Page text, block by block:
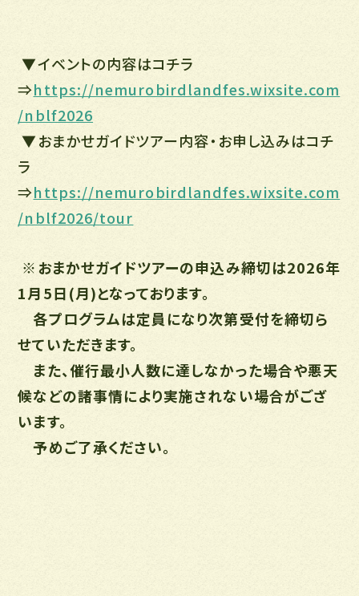
▼イベントの内容はコチラ
⇒https://nemurobirdlandfes.wixsite.com
/nblf2026
▼おまかせガイドツアー内容・お申し込みはコチ
ラ
⇒https://nemurobirdlandfes.wixsite.com
/nblf2026/tour
※おまかせガイドツアーの申込み締切は2026年
1月5日(月)となっております。
各プログラムは定員になり次第受付を締切ら
せていただきます。
また、催行最小人数に達しなかった場合や悪天
候などの諸事情により実施されない場合がござ
います。
予めご了承ください。